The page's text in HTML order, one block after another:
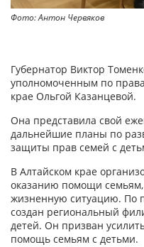
Фото: Антон Червяков
Губернатор Виктор
уполномоченным по
крае Ольгой Казанцевой.
Она представила свой
дальнейшие планы по
защиты прав семей с
В Алтайском крае
оказанию помощи
жизненную ситуацию. По
создан региональный
детей. Он призван
помощь семьям с детьми.